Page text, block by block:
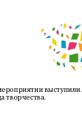
выступили
творчества.